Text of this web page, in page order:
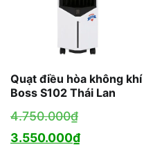
Quạt điều hòa không khí
Boss S102 Thái Lan
4.750.000₫Giá
gốc
3.550.000₫Giá